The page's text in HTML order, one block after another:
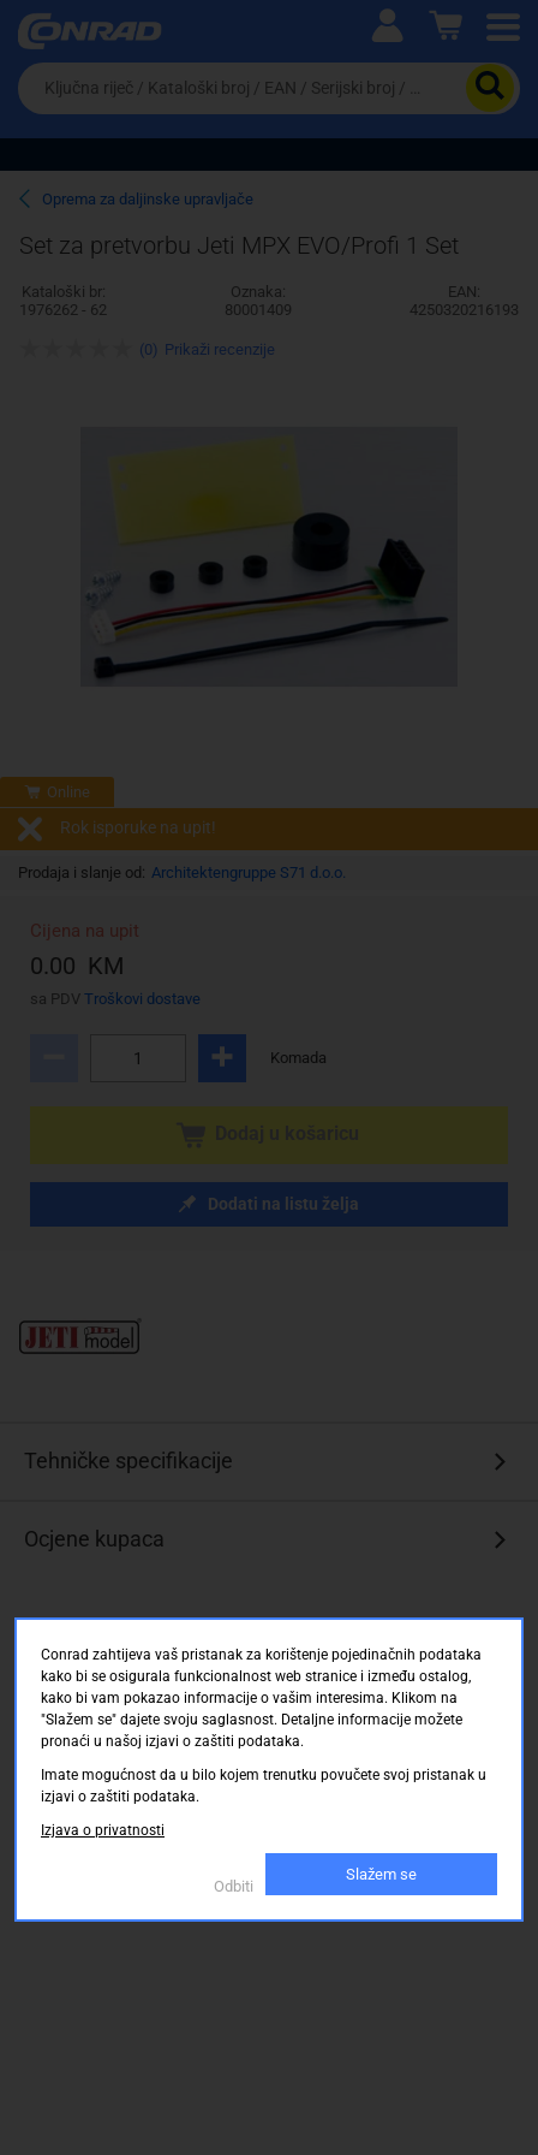
Ova postavka prilagođava asortiman proizvoda i
cijene vašim potrebama.
Pravno lice
Da
biste
potražili
proizvod,
unesite
ključnu
riječ,
kataloški
broj,
EAN
ili
Oprema za daljinske upravljače
Set za pretvorbu Jeti MPX EVO/Profi 1 Set
Kataloški br:
1976262 - 62
Oznaka:
80001409
EAN:
4250320216193
Online
Rok isporuke na upit!
Prodaja i slanje od: Architektengruppe S71 d.o.o.
Cijena na upit
0.00 KM
sa PDV Troškovi dostave
Komada
Dodati na listu želja
(0) Prikaži recenzije
Tehničke specifikacije
Ocjene kupaca
Conrad zahtijeva vaš pristanak za korištenje pojedinačnih podataka
kako bi se osigurala funkcionalnost web stranice i između ostalog,
kako bi vam pokazao informacije o vašim interesima. Klikom na
"Slažem se" dajete svoju saglasnost. Detaljne informacije možete
pronaći u našoj izjavi o zaštiti podataka.
Imate mogućnost da u bilo kojem trenutku povučete svoj pristanak u
izjavi o zaštiti podataka.
Izjava o privatnosti
Odbiti
Slažem se